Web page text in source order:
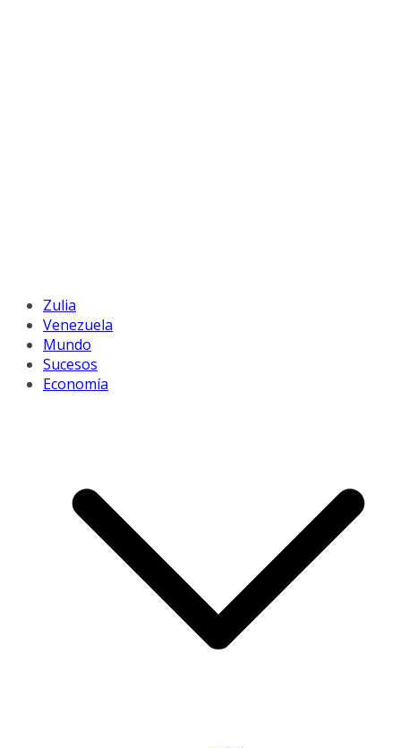
Zulia
Venezuela
Mundo
Sucesos
Economía